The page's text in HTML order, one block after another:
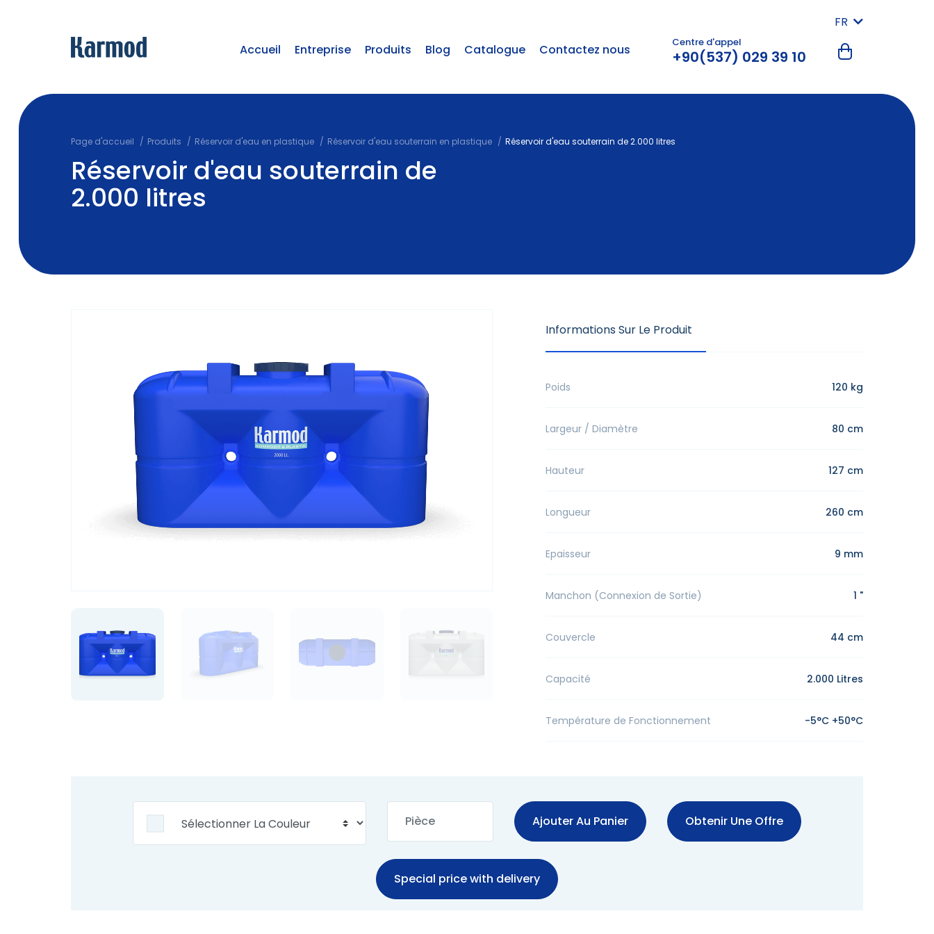
FR
Accueil
Entreprise Produits Blog Catalogue Contactez nous Centre d'appel
+90(537) 029 39 10
Page d'accueil Produits Réservoir d'eau en plastique Réservoir d'eau souterrain en plastique Réservoir d'eau souterrain de 2.000 litres
Réservoir d'eau souterrain de
2.000 litres
Informations Sur Le Produit
Poids 120 kg
Largeur / Diamètre 80 cm
Hauteur 127 cm
Longueur 260 cm
Epaisseur 9 mm
Manchon (Connexion de Sortie) 1 "
Couvercle 44 cm
Capacité 2.000 Litres
Température de Fonctionnement -5°C +50°C
Ajouter Au Panier Obtenir Une Offre
Special price with delivery